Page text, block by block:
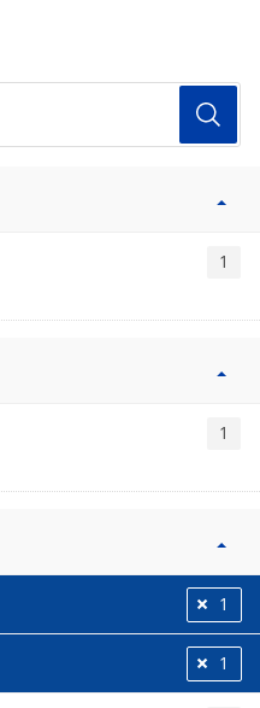
1
1
1
1